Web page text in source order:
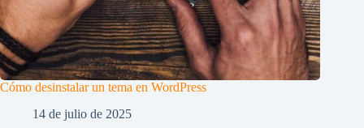
Cómo desinstalar un tema en WordPress
14 de julio de 2025